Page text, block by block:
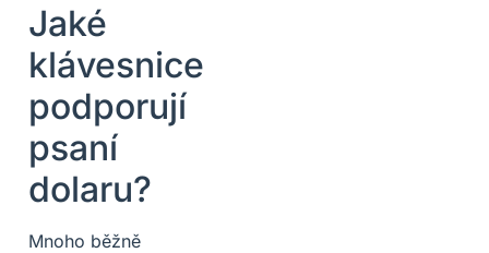
Jaké
klávesnice
podporují
psaní
dolaru?
Mnoho běžně